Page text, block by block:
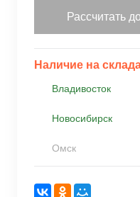
Рассчитать
Наличие на
Владивосток
Новосибирск
Омск